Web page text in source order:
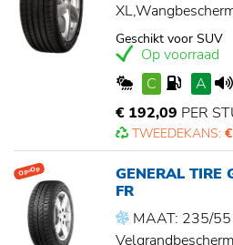
Geschikt voor SUV
Op voorraad
C
A
€ 192,09 PER
TWEEDEKANS:
Op=Op
GENERAL TIRE
FR
MAAT: 235/